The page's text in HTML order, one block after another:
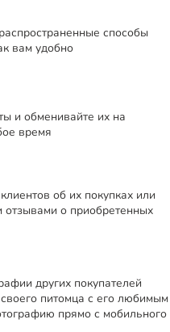
способы
вам удобно
и обменивайте их на
время
об их покупках или
отзывами о приобретенных
других покупателей
питомца с его любимым
прямо с мобильного